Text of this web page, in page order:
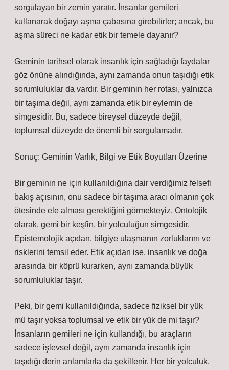
sorgulayan bir zemin yaratır. İnsanlar gemileri
kullanarak doğayı aşma çabasına girebilirler; ancak, bu
aşma süreci ne kadar etik bir temele dayanır?
Geminin tarihsel olarak insanlık için sağladığı faydalar
göz önüne alındığında, aynı zamanda onun taşıdığı etik
sorumluluklar da vardır. Bir geminin her rotası, yalnızca
bir taşıma değil, aynı zamanda etik bir eylemin de
simgesidir. Bu, sadece bireysel düzeyde değil,
toplumsal düzeyde de önemli bir sorgulamadır.
Sonuç: Geminin Varlık, Bilgi ve Etik Boyutları Üzerine
Bir geminin ne için kullanıldığına dair verdiğimiz felsefi
bakış açısının, onu sadece bir taşıma aracı olmanın çok
ötesinde ele alması gerektiğini görmekteyiz. Ontolojik
olarak, gemi bir keşfin, bir yolculuğun simgesidir.
Epistemolojik açıdan, bilgiye ulaşmanın zorluklarını ve
risklerini temsil eder. Etik açıdan ise, insanlık ve doğa
arasında bir köprü kurarken, aynı zamanda büyük
sorumluluklar taşır.
Peki, bir gemi kullanıldığında, sadece fiziksel bir yük
mü taşır yoksa toplumsal ve etik bir yük de mi taşır?
İnsanların gemileri ne için kullandığı, bu araçların
sadece işlevsel değil, aynı zamanda insanlık için
taşıdığı derin anlamlarla da şekillenir. Her bir yolculuk,